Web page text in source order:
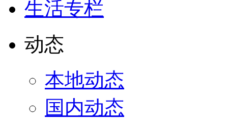
生活专栏
动态
本地动态
国内动态